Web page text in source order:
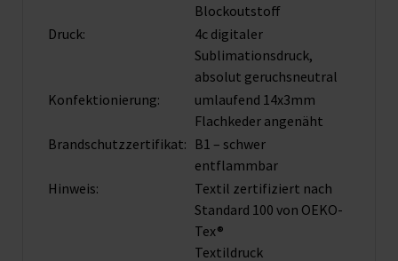
Blockoutstoff
Druck:
4c digitaler
Sublimationsdruck,
absolut geruchsneutral
Konfektionierung:
umlaufend 14x3mm
Flachkeder angenäht
Brandschutz­zertifikat: B1 – schwer
entflammbar
Hinweis:
Textil zertifiziert nach
Standard 100 von OEKO-
Tex®
Textildruck